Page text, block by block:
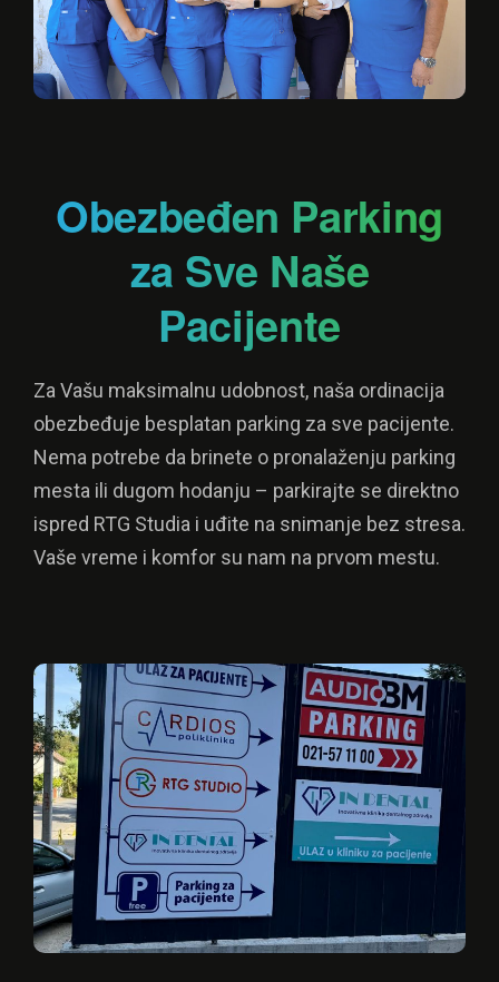
Obezbeđen Parking
za Sve Naše
Pacijente
Za Vašu maksimalnu udobnost, naša ordinacija
obezbeđuje besplatan parking za sve pacijente.
Nema potrebe da brinete o pronalaženju parking
mesta ili dugom hodanju – parkirajte se direktno
ispred RTG Studia i uđite na snimanje bez stresa.
Vaše vreme i komfor su nam na prvom mestu.